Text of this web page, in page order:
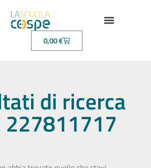
0,00€
di ricerca
227811717